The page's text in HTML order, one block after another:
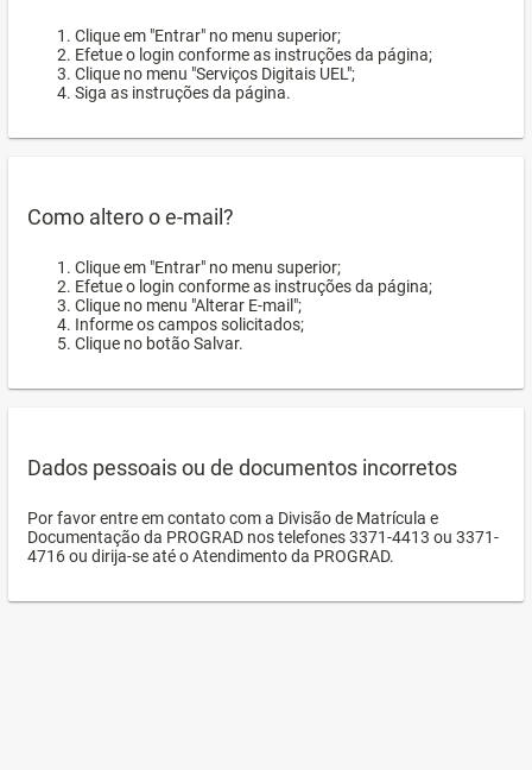
Clique em "Entrar" no menu superior;
Efetue o login conforme as instruções da página;
Clique no menu "Serviços Digitais UEL";
Siga as instruções da página.
Como altero o e-mail?
Clique em "Entrar" no menu superior;
Efetue o login conforme as instruções da página;
Clique no menu "Alterar E-mail";
Informe os campos solicitados;
Clique no botão Salvar.
Dados pessoais ou de documentos incorretos
Por favor entre em contato com a Divisão de Matrícula e
Documentação da PROGRAD nos telefones 3371-4413 ou 3371-
4716 ou dirija-se até o Atendimento da PROGRAD.